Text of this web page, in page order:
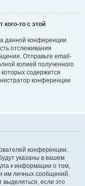
то с этой
данной конференции
отслеживания
Отправьте email-
копией полученного
которых содержится
конференции
конференции.
указаны в вашем
к информации о том,
им личных сообщений.
выделяться, если это